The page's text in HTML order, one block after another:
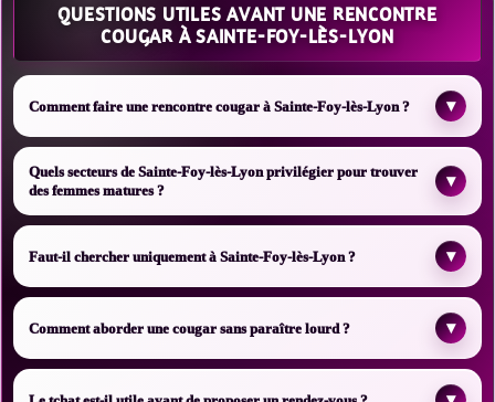
QUESTIONS UTILES AVANT UNE RENCONTRE
COUGAR À SAINTE-FOY-LÈS-LYON
Comment faire une rencontre cougar à Sainte-Foy-lès-Lyon ? ▾
Quels secteurs de Sainte-Foy-lès-Lyon privilégier pour trouver
des femmes matures ?
▾
Faut-il chercher uniquement à Sainte-Foy-lès-Lyon ? ▾
Comment aborder une cougar sans paraître lourd ? ▾